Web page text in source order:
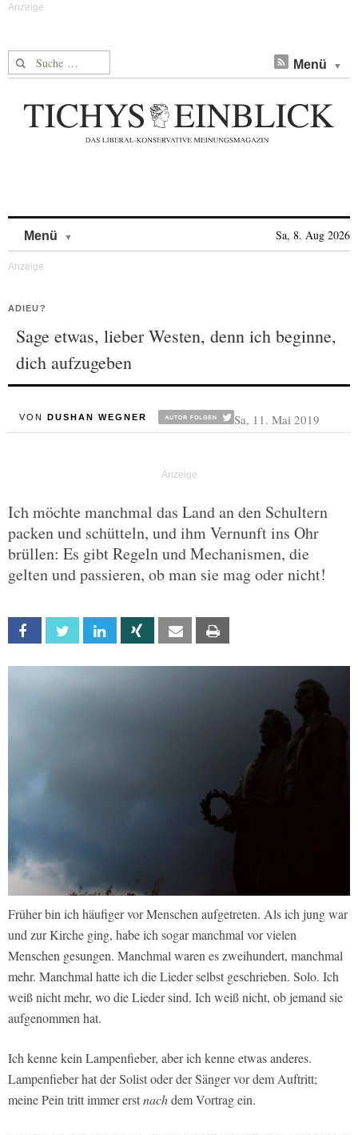
Suche nach: Menü
Menü Sa, 8. Aug 2026
ADIEU?
Sage etwas, lieber Westen, denn ich beginne,
dich aufzugeben
VON DUSHAN WEGNER Sa, 11. Mai 2019
Ich möchte manchmal das Land an den Schultern
packen und schütteln, und ihm Vernunft ins Ohr
brüllen: Es gibt Regeln und Mechanismen, die
gelten und passieren, ob man sie mag oder nicht!
Facebook Twitter Linkedin Xing Email
Früher bin ich häufiger vor Menschen aufgetreten. Als ich jung war
und zur Kirche ging, habe ich sogar manchmal vor vielen
Menschen gesungen. Manchmal waren es zweihundert, manchmal
mehr. Manchmal hatte ich die Lieder selbst geschrieben. Solo. Ich
weiß nicht mehr, wo die Lieder sind. Ich weiß nicht, ob jemand sie
aufgenommen hat.
Ich kenne kein Lampenfieber, aber ich kenne etwas anderes.
Lampenfieber hat der Solist oder der Sänger vor dem Auftritt;
meine Pein tritt immer erstnachdem Vortrag ein.